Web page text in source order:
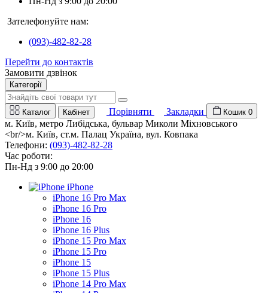
Зателефонуйте нам:
(093)-482-82-28
Перейти до контактів
Замовити дзвінок
Категорії
Каталог Кабінет Порівняти Закладки Кошик 0
м. Київ, метро Либідська, бульвар Миколи Міхновського
<br/>м. Київ, ст.м. Палац Україна, вул. Ковпака
Телефони: (093)-482-82-28
Час роботи:
Пн-Нд з 9:00 до 20:00
iPhone
iPhone 16 Pro Max
iPhone 16 Pro
iPhone 16
iPhone 16 Plus
iPhone 15 Pro Max
iPhone 15 Pro
iPhone 15
iPhone 15 Plus
iPhone 14 Pro Max